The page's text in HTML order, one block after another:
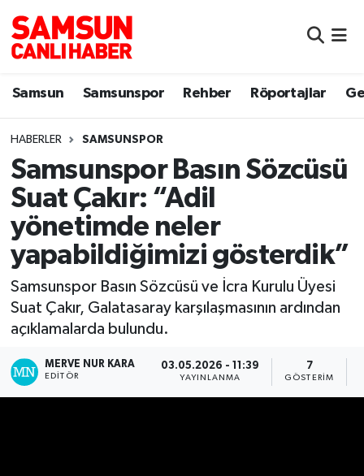
Samsun Samsunspor Rehber Röportajlar
HABERLER SAMSUNSPOR
Samsunspor Basın Sözcüsü
Suat Çakır: “Adil
yönetimde neler
yapabildiğimizi gösterdik”
Samsunspor Basın Sözcüsü ve İcra Kurulu Üyesi
Suat Çakır, Galatasaray karşılaşmasının ardından
açıklamalarda bulundu.
MERVE NUR KARA
EDITÖR
03.05.2026 - 11:39
YAYINLANMA
7
GÖSTERIM
Samsun
Sokak Röportajları
Genel
Dünya
Eğitim
Sağlık
Samsun Nöbetçi Eczaneler
Samsun Hava Durumu
Samsun Namaz Vakitleri
Samsun Trafik Yoğunluk Haritası
Süper Lig Puan Durumu ve Fikstür
Tüm Manşetler
Son Dakika Haberleri